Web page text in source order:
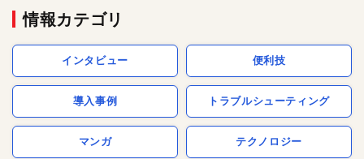
情報カテゴリ
インタビュー 便利技
導入事例 トラブルシューティング
マンガ テクノロジー